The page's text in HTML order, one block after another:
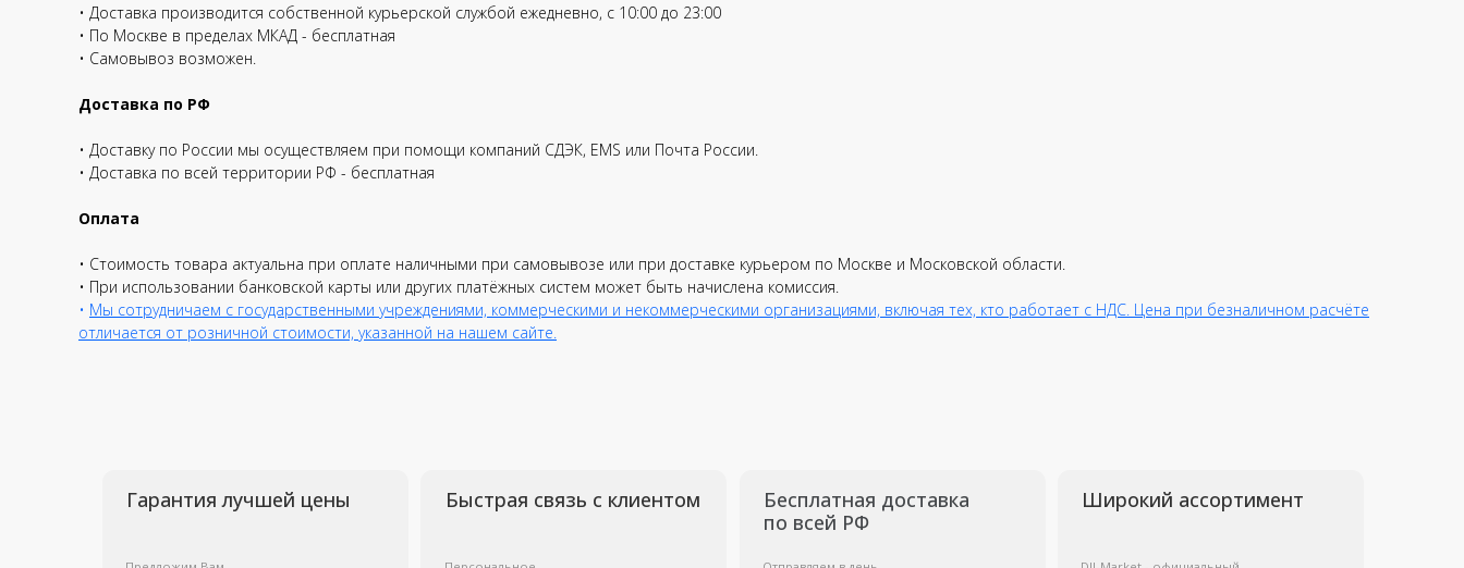
• Доставка производится собственной курьерской службой ежедневно, с 10:00 до 23:00
• По Москве в пределах МКАД - бесплатная
• Самовывоз возможен.
Доставка по РФ
• Доставку по России мы осуществляем при помощи компаний СДЭК, EMS или Почта России.
• Доставка по всей территории РФ - бесплатная
Оплата
• Стоимость товара актуальна при оплате наличными при самовывозе или при доставке курьером по Москве и Московской области.
• При использовании банковской карты или других платёжных систем может быть начислена комиссия.
• Мы сотрудничаем с государственными учреждениями, коммерческими и некоммерческими организациями, включая тех, кто работает с НДС. Цена при безналичном расчёте
отличается от розничной стоимости, указанной на нашем сайте.
Предложим Вам
индивидуальную цену
Персональное
обслуживание каждого
обратившегося
Отправляем в день
заказа
DJI-Market - официальный
дистрибьютор всей